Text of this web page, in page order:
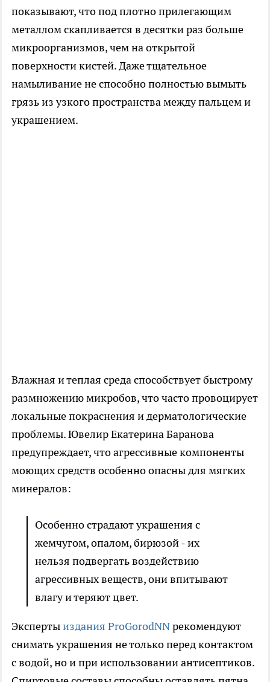
показывают, что под плотно прилегающим
металлом скапливается в десятки раз больше
микроорганизмов, чем на открытой
поверхности кистей. Даже тщательное
намыливание не способно полностью вымыть
грязь из узкого пространства между пальцем и
украшением.
Влажная и теплая среда способствует быстрому
размножению микробов, что часто провоцирует
локальные покраснения и дерматологические
проблемы. Ювелир Екатерина Баранова
предупреждает, что агрессивные компоненты
моющих средств особенно опасны для мягких
минералов:
Особенно страдают украшения с
жемчугом, опалом, бирюзой - их
нельзя подвергать воздействию
агрессивных веществ, они впитывают
влагу и теряют цвет.
Экспертыиздания ProGorodNNрекомендуют
снимать украшения не только перед контактом
с водой, но и при использовании антисептиков.